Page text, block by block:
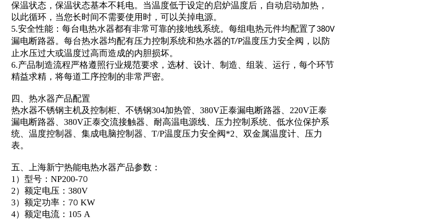
保温状态，保温状态基本不耗电。当温度低于设定的启炉温度后，自动启动加热，
以此循环，当您长时间不需要使用时，可以关掉电源。
5.安全性能：每台电热水器都有非常可靠的接地线系统。每组电热元件均配置了380V
漏电断路器。每台热水器均配有压力控制系统和热水器的T/P温度压力安全阀，以防
止水压过大或温度过高而造成的内胆损坏。
6.产品制造流程严格遵照行业规范要求，选材、设计、制造、组装、运行，每个环节
精益求精，将每道工序控制的非常严密。
四、热水器产品配置
热水器不锈钢主机及控制柜、不锈钢304加热管、380V正泰漏电断路器、220V正泰
漏电断路器、380V正泰交流接触器、耐高温电源线、压力控制系统、低水位保护系
统、温度控制器、集成电脑控制器、T/P温度压力安全阀*2、双金属温度计、压力
表。
五、上海新宁热能电热水器产品参数：
1）型号：NP200-70
2）额定电压：380V
3）额定功率： 70 KW
4）额定电流：105 A